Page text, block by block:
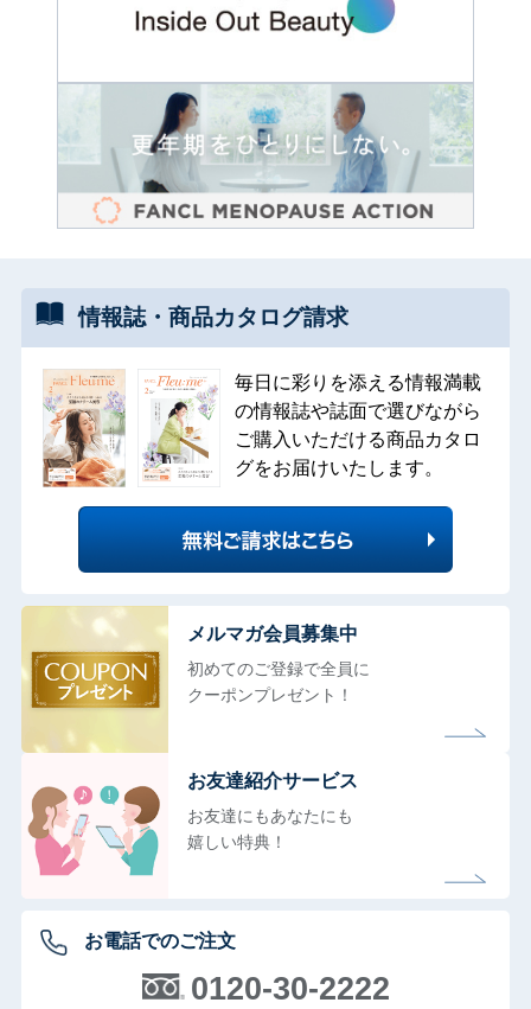
情報誌・ 商品カタログ請求
毎日に彩りを添える情報満載
の情報誌や誌面で選びながら
ご購入いただける商品カタロ
グをお届けいたします。
メルマガ会員募集中
初めてのご登録で全員に
クーポンプレゼント！
お友達紹介サービス
お友達にもあなたにも
嬉しい特典！
お電話でのご注文
0120-30-2222